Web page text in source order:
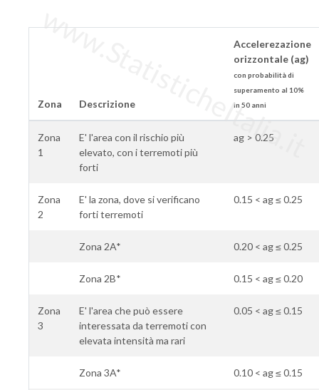
Zona Descrizione
Accelerezazione
orizzontale (ag)
con probabilità di
superamento al 10%
in 50 anni
Zona
1
E' l'area con il rischio più
elevato, con i terremoti più
forti
ag > 0.25
Zona
2
E' la zona, dove si verificano
forti terremoti
0.15 < ag ≤ 0.25
Zona 2A* 0.20 < ag ≤ 0.25
Zona 2B* 0.15 < ag ≤ 0.20
Zona
3
E' l'area che può essere
interessata da terremoti con
elevata intensità ma rari
0.05 < ag ≤ 0.15
Zona 3A* 0.10 < ag ≤ 0.15
www.StatisticheItalia.it